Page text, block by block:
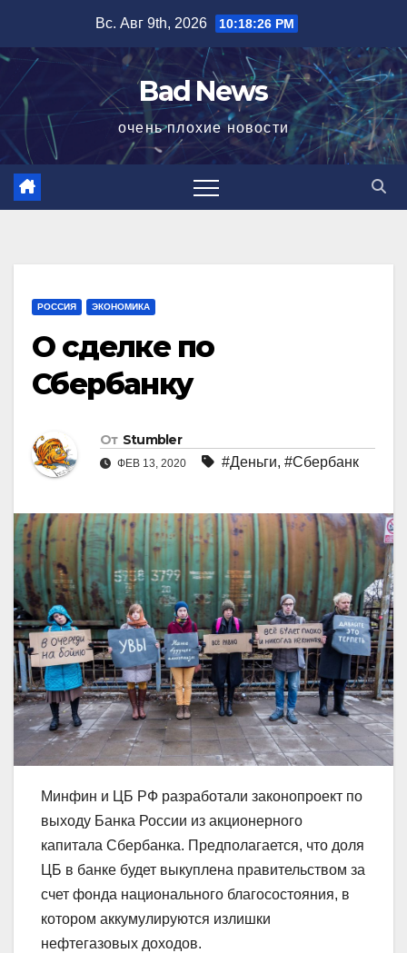
содержимому
Вс. Авг 9th, 2026 10:18:27 PM
Bad News
очень плохие новости
РОССИЯ ЭКОНОМИКА
О сделке по
Сбербанку
От Stumbler
ФЕВ 13, 2020 #Деньги, #Сбербанк
Минфин и ЦБ РФ разработали законопроект по
выходу Банка России из акционерного
капитала Сбербанка. Предполагается, что доля
ЦБ в банке будет выкуплена правительством за
счет фонда национального благосостояния, в
котором аккумулируются излишки
нефтегазовых доходов.